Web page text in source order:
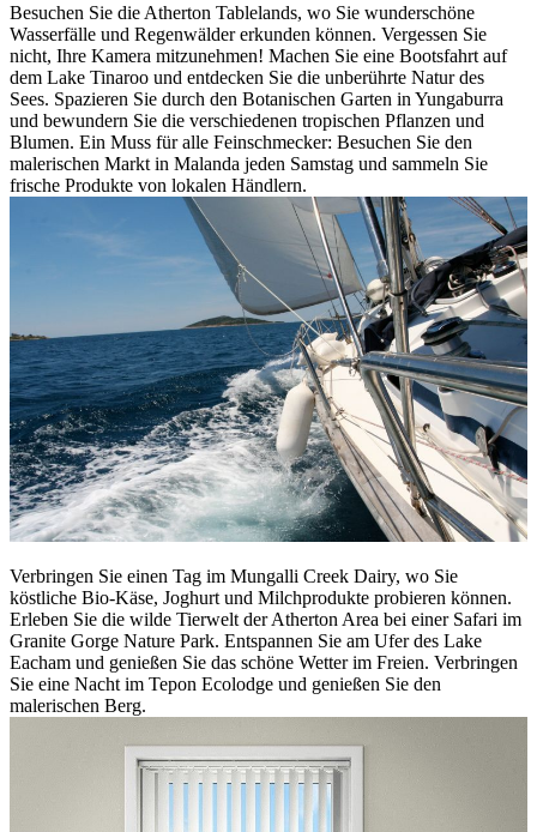
Besuchen Sie die Atherton Tablelands, wo Sie wunderschöne
Wasserfälle und Regenwälder erkunden können. Vergessen Sie
nicht, Ihre Kamera mitzunehmen! Machen Sie eine Bootsfahrt auf
dem Lake Tinaroo und entdecken Sie die unberührte Natur des
Sees. Spazieren Sie durch den Botanischen Garten in Yungaburra
und bewundern Sie die verschiedenen tropischen Pflanzen und
Blumen. Ein Muss für alle Feinschmecker: Besuchen Sie den
malerischen Markt in Malanda jeden Samstag und sammeln Sie
frische Produkte von lokalen Händlern.
Verbringen Sie einen Tag im Mungalli Creek Dairy, wo Sie
köstliche Bio-Käse, Joghurt und Milchprodukte probieren können.
Erleben Sie die wilde Tierwelt der Atherton Area bei einer Safari im
Granite Gorge Nature Park. Entspannen Sie am Ufer des Lake
Eacham und genießen Sie das schöne Wetter im Freien. Verbringen
Sie eine Nacht im Tepon Ecolodge und genießen Sie den
malerischen Berg.